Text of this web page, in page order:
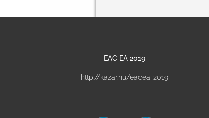
EAC EA 2019
http://kazar.hu/eacea-2019